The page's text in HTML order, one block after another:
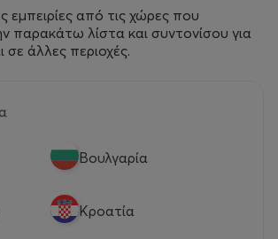
εμπειρίες από τις χώρες που
παρακάτω λίστα και συντονίσου για
σε άλλες περιοχές.
Βουλγαρία
Κροατία